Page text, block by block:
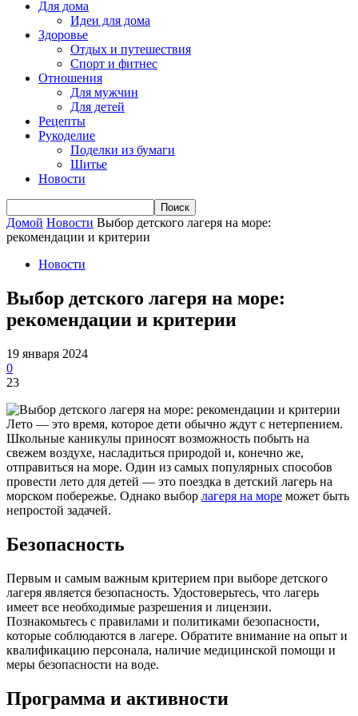
Для дома
Идеи для дома
Здоровье
Отдых и путешествия
Спорт и фитнес
Отношения
Для мужчин
Для детей
Рецепты
Рукоделие
Поделки из бумаги
Шитье
Новости
Домой Новости Выбор детского лагеря на море:
рекомендации и критерии
Новости
Выбор детского лагеря на море:
рекомендации и критерии
19 января 2024
0
23
Лето — это время, которое дети обычно ждут с нетерпением.
Школьные каникулы приносят возможность побыть на
свежем воздухе, насладиться природой и, конечно же,
отправиться на море. Один из самых популярных способов
провести лето для детей — это поездка в детский лагерь на
морском побережье. Однако выбор лагеря на море может быть
непростой задачей.
Безопасность
Первым и самым важным критерием при выборе детского
лагеря является безопасность. Удостоверьтесь, что лагерь
имеет все необходимые разрешения и лицензии.
Познакомьтесь с правилами и политиками безопасности,
которые соблюдаются в лагере. Обратите внимание на опыт и
квалификацию персонала, наличие медицинской помощи и
меры безопасности на воде.
Программа и активности